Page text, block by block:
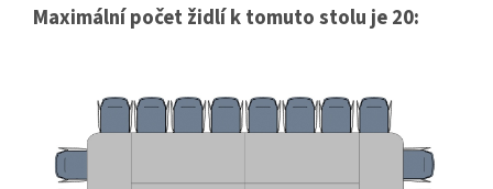
Maximální počet židlí k tomuto stolu je 20: